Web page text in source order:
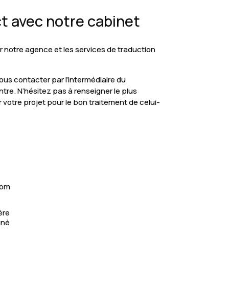
avec notre cabinet
notre agence et les services de traduction
contacter par l’intermédiaire du
N’hésitez pas à renseigner le plus
votre projet pour le bon traitement de celui-